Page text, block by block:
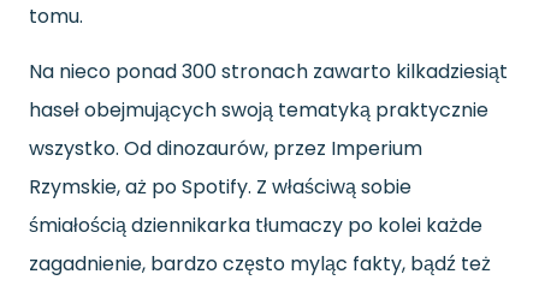
tomu.
Na nieco ponad 300 stronach zawarto kilkadziesiąt
haseł obejmujących swoją tematyką praktycznie
wszystko. Od dinozaurów, przez Imperium
Rzymskie, aż po Spotify. Z właściwą sobie
śmiałością dziennikarka tłumaczy po kolei każde
zagadnienie, bardzo często myląc fakty, bądź też